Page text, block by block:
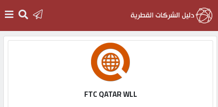
FTC QATAR WLL